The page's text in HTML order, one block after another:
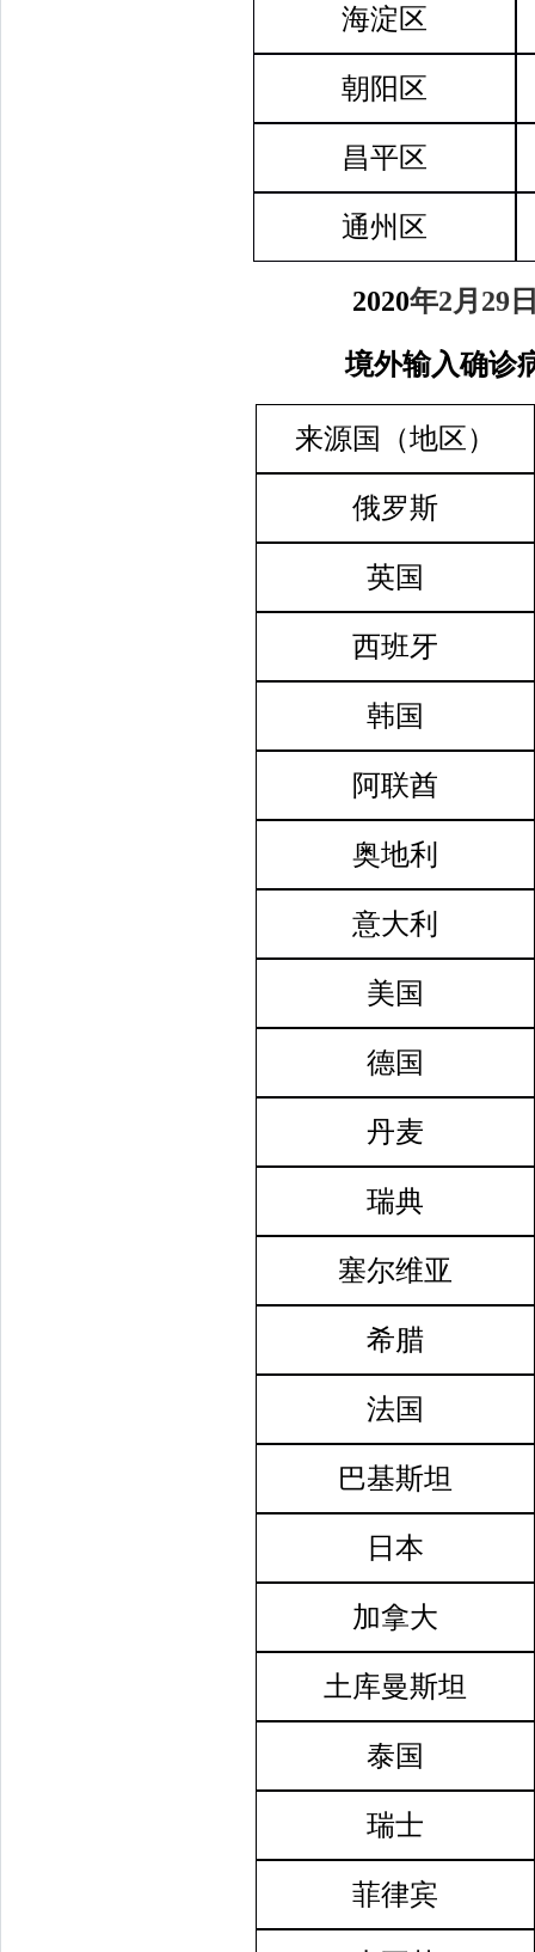
海淀区
朝阳区
昌平区
通州区
2020年2月 29
境外输入确诊
来源国（地区）
俄罗斯
英国
西班牙
韩国
阿联酋
奥地利
意大利
美国
德国
丹麦
瑞典
塞尔维亚
希腊
法国
巴基斯坦
日本
加拿大
土库曼斯坦
泰国
瑞士
菲律宾